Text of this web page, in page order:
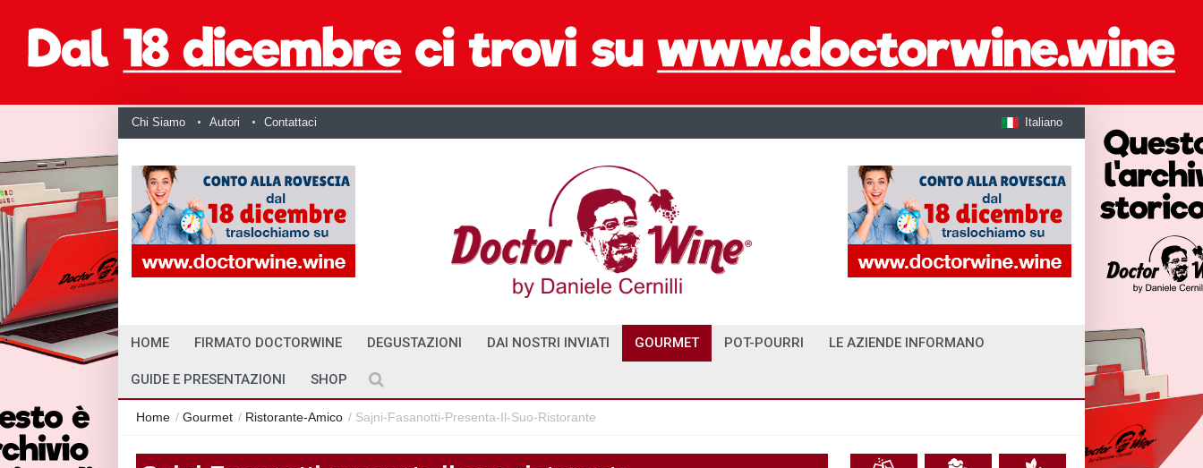
Chi Siamo Autori Contattaci Italiano
HOME FIRMATO DOCTORWINE DEGUSTAZIONI DAI NOSTRI INVIATI GOURMET POT-POURRI LE AZIENDE INFORMANO
GUIDE E PRESENTAZIONI SHOP
Home / Gourmet / Ristorante-Amico / Sajni-Fasanotti-Presenta-Il-Suo-Ristorante